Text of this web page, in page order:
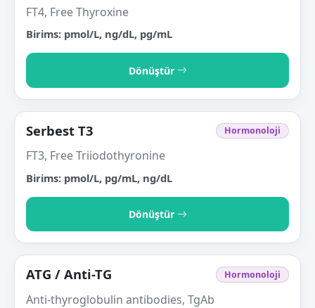
FT4, Free Thyroxine
Birims: pmol/L, ng/dL, pg/mL
Dönüştür
Serbest T3 Hormonoloji
FT3, Free Triiodothyronine
Birims: pmol/L, pg/mL, ng/dL
Dönüştür
ATG / Anti-TG Hormonoloji
Anti-thyroglobulin antibodies, TgAb